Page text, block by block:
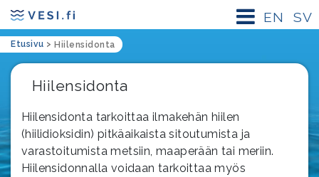
SV
EN
Etusivu > Hiilensidonta
Hiilensidonta
Hiilensidonta tarkoittaa ilmakehän hiilen
(hiilidioksidin) pitkäaikaista sitoutumista ja
varastoitumista metsiin, maaperään tai meriin.
Hiilensidonnalla voidaan tarkoittaa myös